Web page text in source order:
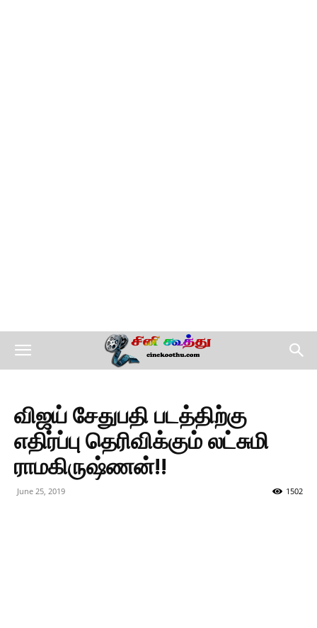
விஜய் சேதுபதி படத்திற்கு
எதிர்ப்பு தெரிவிக்கும் லட்சுமி
ராமகிருஷ்ணன்!!
June 25, 2019 1502